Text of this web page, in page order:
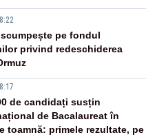
pe fondul
privind redeschiderea
de candidați susțin
de Bacalaureat în
toamnă: primele rezultate, pe